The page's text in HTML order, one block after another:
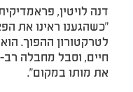
דנה לויטין,
"כשהגענו ראינו את
לטרקטורון ההפוך.
חיים, וסבל מחבלה
את מותו במקום".